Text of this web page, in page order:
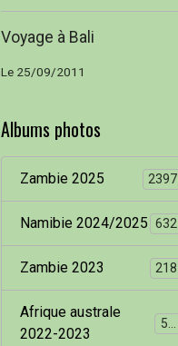
Voyage à Bali
Le 25/09/2011
Albums photos
Zambie 2025 2397
Namibie 2024/2025 632
Zambie 2023 218
Afrique australe
2022-2023